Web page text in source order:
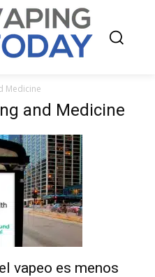
Medicine
and Medicine
vapeo es menos